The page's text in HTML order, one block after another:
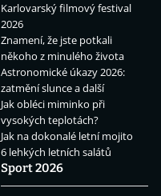
Karlovarský filmový festival
2026
Znamení, že jste potkali
někoho z minulého života
Astronomické úkazy 2026:
zatmění slunce a další
Jak obléci miminko při
vysokých teplotách?
Jak na dokonalé letní mojito
6 lehkých letních salátů
Sport 2026